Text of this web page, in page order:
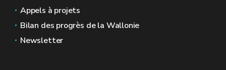
Appels à projets
Bilan des progrès de la Wallonie
Newsletter